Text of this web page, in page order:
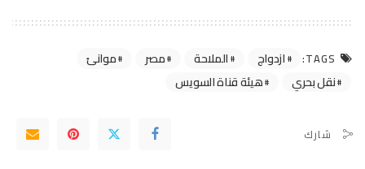
TAGS: ازدواج الملاحة مصر
موانئ
نقل بحري
هيئة قناة السويس
شارك